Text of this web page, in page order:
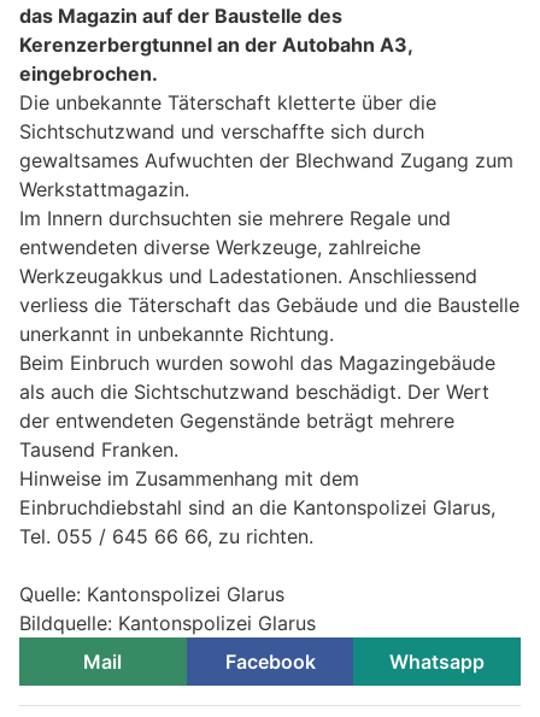
das Magazin auf der Baustelle des
Kerenzerbergtunnel an der Autobahn A3,
eingebrochen.
Die unbekannte Täterschaft kletterte über die
Sichtschutzwand und verschaffte sich durch
gewaltsames Aufwuchten der Blechwand Zugang zum
Werkstattmagazin.
Im Innern durchsuchten sie mehrere Regale und
entwendeten diverse Werkzeuge, zahlreiche
Werkzeugakkus und Ladestationen. Anschliessend
verliess die Täterschaft das Gebäude und die Baustelle
unerkannt in unbekannte Richtung.
Beim Einbruch wurden sowohl das Magazingebäude
als auch die Sichtschutzwand beschädigt. Der Wert
der entwendeten Gegenstände beträgt mehrere
Tausend Franken.
Hinweise im Zusammenhang mit dem
Einbruchdiebstahl sind an die Kantonspolizei Glarus,
Tel. 055 / 645 66 66, zu richten.
Quelle: Kantonspolizei Glarus
Bildquelle: Kantonspolizei Glarus
Mail
Facebook Whatsapp